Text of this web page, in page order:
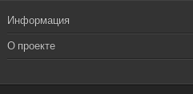
Информация
О проекте